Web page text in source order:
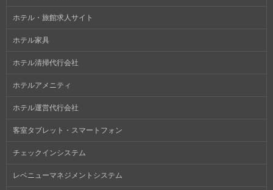
ホテル・旅館求人サイト
ホテル家具
ホテル清掃代行会社
ホテルアメニティ
ホテル運営代行会社
客室タブレット・スマートフォン
チェックインシステム
レベニューマネジメントシステム